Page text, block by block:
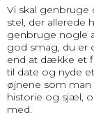
Vi skal genbruge
stel, der allerede
genbruge nogle
god smag, du er
end at dække et
til date og nyde
øjnene som
historie og sjæl,
med.